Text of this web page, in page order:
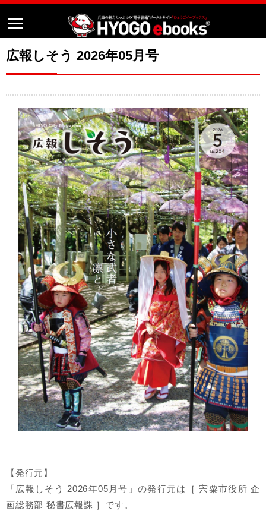
広報しそう 2026年05月号
【発行元】
「広報しそう 2026年05月号」の発行元は［ 宍粟市役所 企
画総務部 秘書広報課 ］です。